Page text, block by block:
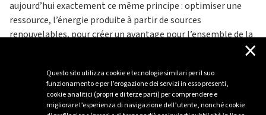
Questo sito utilizza cookie e tecnologie similari per il suo
funzionamento e per l’erogazione dei servizi in esso presenti,
cookie analitici (propri e di terze parti) per comprendere e
migliorare l’esperienza di navigazione dell’utente, nonché cookie
×
aujourd’hui exactement ce même principe : optimiser une
ressource, l’énergie produite à partir de sources
renouvelables, pour créer un avantage pour l’ensemble de la
Ainsi, l’énergie devient proche : non seulement parce qu’elle
est produite localement, mais aussi parce que, comme le
pain d’autrefois, elle est partagée de manière intelligente.
Dans ce modèle réside leur double valeur, stratégique et